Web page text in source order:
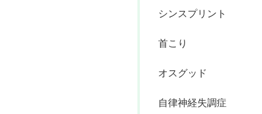
シンスプリント
首こり
オスグッド
自律神経失調症